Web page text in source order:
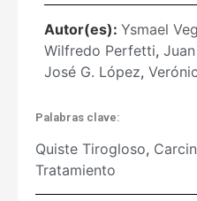
Autor(es): Ysmael
Wilfredo Perfetti,
José G. López,
Palabras clave:
Quiste Tirogloso,
Tratamiento